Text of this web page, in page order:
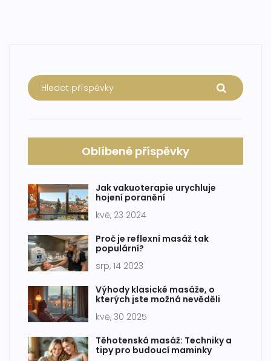
Oblíbené příspěvky
Jak vakuoterapie urychluje
hojení poranění
kvě, 23 2024
Proč je reflexní masáž tak
populární?
srp, 14 2023
Výhody klasické masáže, o
kterých jste možná nevěděli
kvě, 30 2025
Těhotenská masáž: Techniky a
tipy pro budoucí maminky